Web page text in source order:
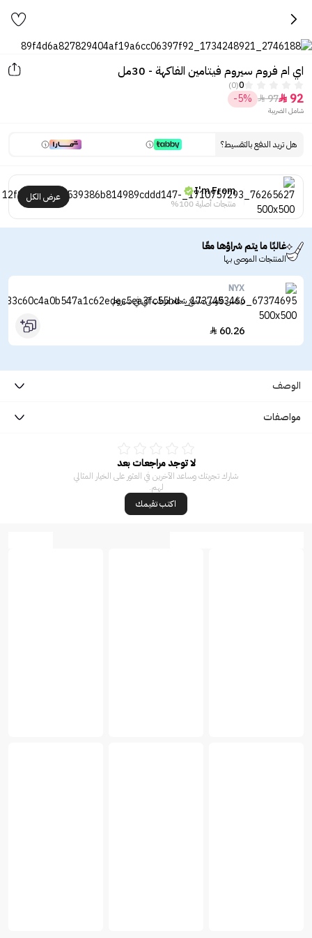
اي ام فروم سيروم فيتامين الفاكهة - 30مل
0
(0)
92

97

-5%
شامل الضريبة
هل تريد الدفع بالتقسيط؟
I'm From
منتجات أصلية 100%
عرض الكل
غالبًا ما يتم شراؤها معًا
المنتجات الموصى بها
NYX
نيكس قلوس ملمع شفاه مرطب آي في سيروم
60.26

الوصف
مواصفات
لا توجد مراجعات بعد
شارك تجربتك وساعد الآخرين في العثور على الخيار المثالي
لهم.
اكتب تقيمك